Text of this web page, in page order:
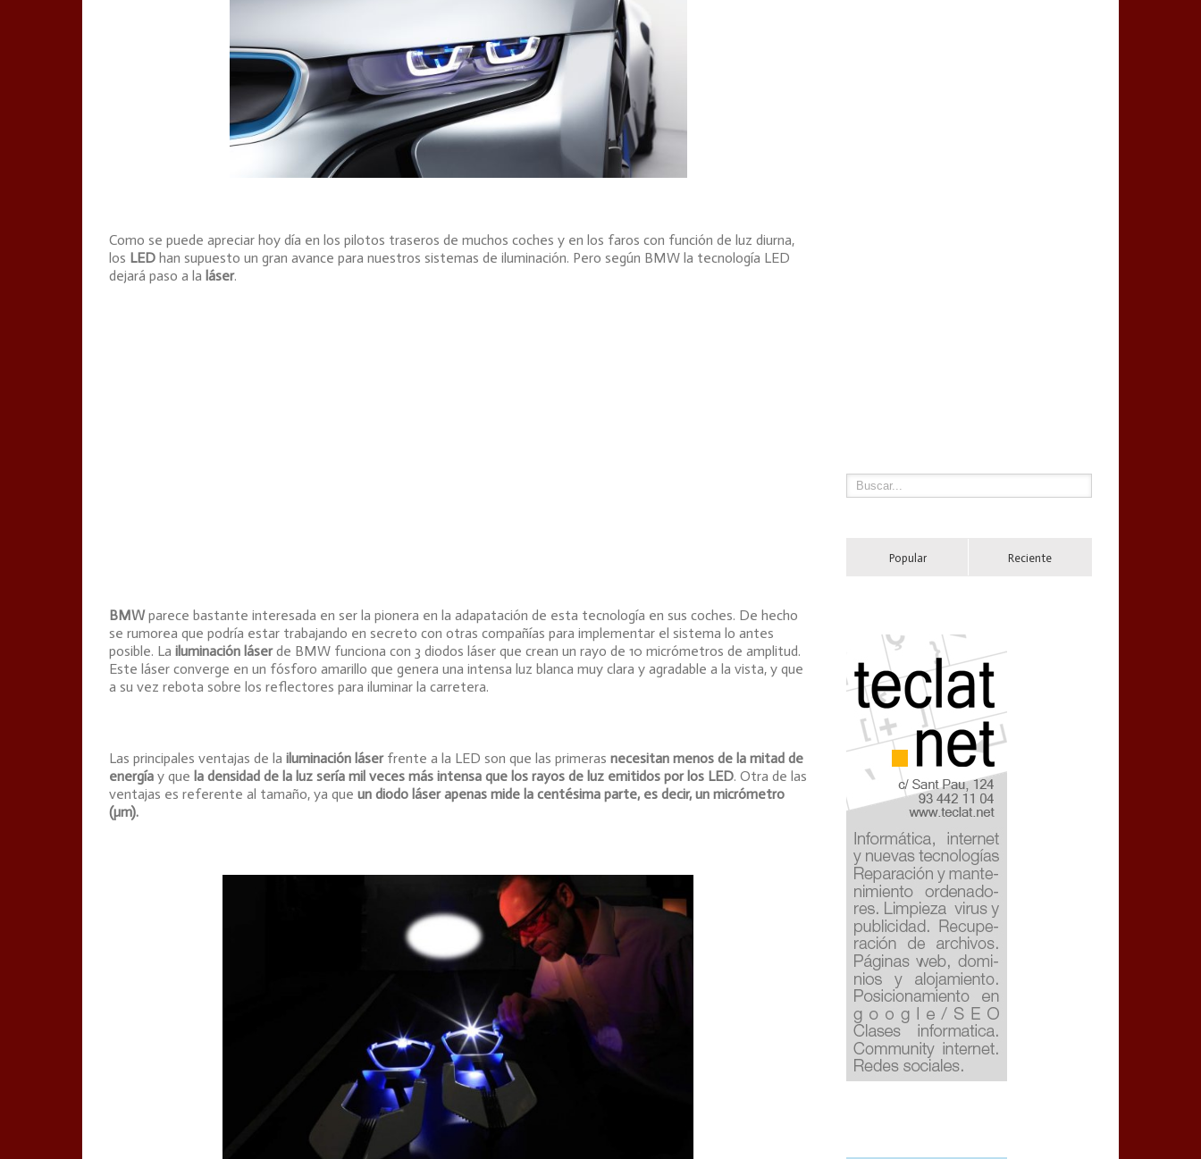
Como se puede apreciar hoy día en los pilotos traseros de muchos coches y en los faros con función de luz diurna,
los LED han supuesto un gran avance para nuestros sistemas de iluminación. Pero según BMW la tecnología LED
dejará paso a la láser.
BMWparece bastante interesada en ser la pionera en la adapatación de esta tecnología en sus coches. De hecho
se rumorea que podría estar trabajando en secreto con otras compañías para implementar el sistema lo antes
posible. La iluminación láserde BMW funciona con 3 diodos láser que crean un rayo de 10 micrómetros de amplitud.
Este láser converge en un fósforo amarillo que genera una intensa luz blanca muy clara y agradable a la vista, y que
a su vez rebota sobre los reflectores para iluminar la carretera.
Las principales ventajas de la iluminación láserfrente a la LED son que las primeras necesitan menos de la mitad de
energía y que la densidad de la luz sería mil veces más intensa que los rayos de luz emitidos por los LED. Otra de las
ventajas es referente al tamaño, ya que un diodo láser apenas mide la centésima parte, es decir, un micrómetro
(µm).
Popular Reciente